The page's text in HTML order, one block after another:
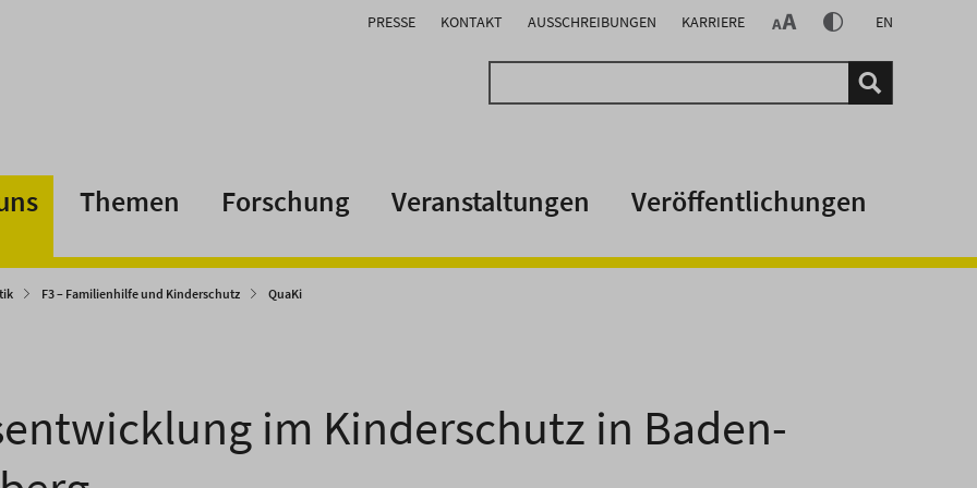
PRESSE KONTAKT AUSSCHREIBUNGEN KARRIERE EN
Themen Forschung Veranstaltungen Veröffentlichungen
F3 – Familienhilfe und Kinderschutz QuaKi
im Kinderschutz in Baden-